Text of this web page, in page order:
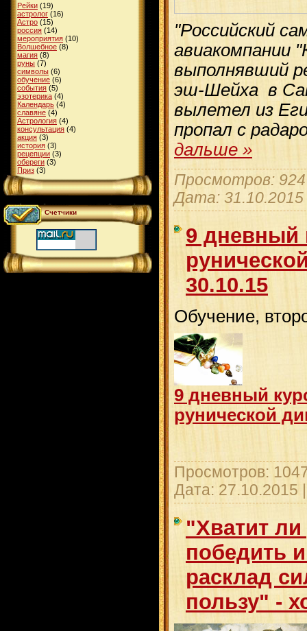
Рейки (19)
астролог (16)
Астро (15)
россия (14)
мероприятия (10)
Волшебное (8)
магия (8)
руны (7)
символы (6)
обучение (6)
события (5)
эзотерика (4)
Календарь (4)
славяне (4)
Астрология (4)
консультация (4)
акция (3)
история (3)
рецепции (3)
обереги (3)
Приз (3)
Счетчики
"Российский
авиакомпании
выполнявший
эш-Шейха в
вылетел из
пропал с
дальше »
Просмотров:
Дата: 31.10.2015
9 дневный
30.10.15
Обучение,
9 дневный
рунической
Просмотров:
Дата: 27.10.2015
"Хватит
победить
расклад
пользу" -